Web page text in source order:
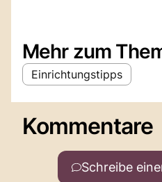
Mehr zum
Einrichtungstipps
Kommentare
Schreibe